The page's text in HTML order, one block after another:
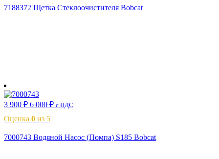
7188372 Щетка Стеклоочистителя Bobcat
3 900 ₽ 6 000₽ с НДС
Оценка 0 из 5
7000743 Водяной Насос (Помпа) S185 Bobcat